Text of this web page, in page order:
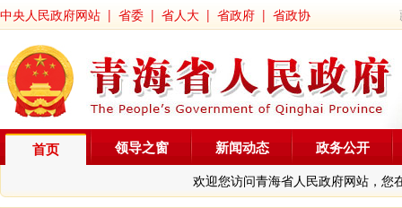
中央人民政府网站 | 省委 | 省人大 | 省政府 | 省政协
首页
欢迎您访问青海省人民政府网站，您
领导之窗 新闻动态 政务公开